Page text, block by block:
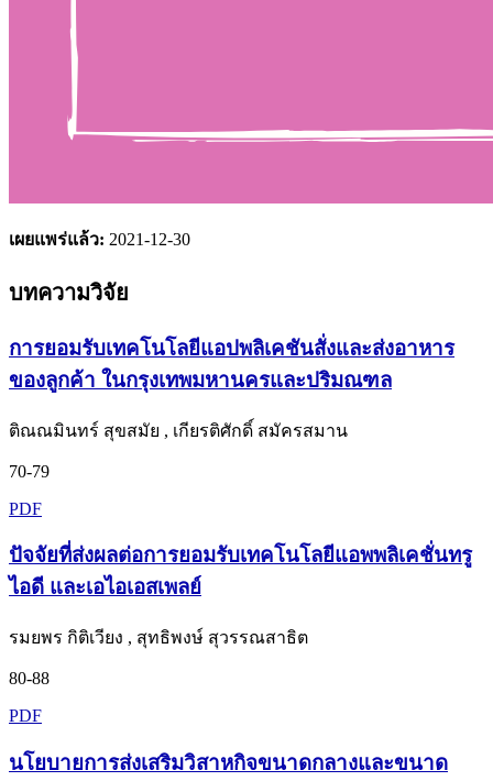
เผยแพร่แล้ว: 2021-12-30
บทความวิจัย
การยอมรับเทคโนโลยีแอปพลิเคชันสั่งและส่งอาหาร
ของลูกค้า ในกรุงเทพมหานครและปริมณฑล
ติณณมินทร์ สุขสมัย , เกียรติศักดิ์ สมัครสมาน
70-79
PDF
ปัจจัยที่ส่งผลต่อการยอมรับเทคโนโลยีแอพพลิเคชั่นทรู
ไอดี และเอไอเอสเพลย์
รมยพร กิติเวียง , สุทธิพงษ์ สุวรรณสาธิต
80-88
PDF
นโยบายการส่งเสริมวิสาหกิจขนาดกลางและขนาด